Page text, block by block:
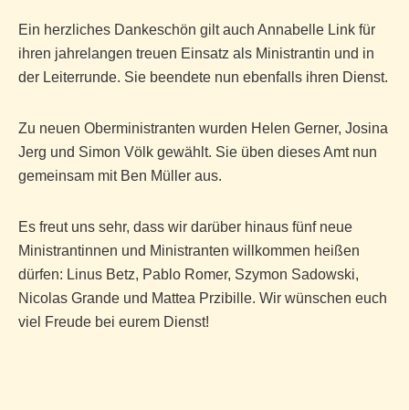
Ein herzliches Dankeschön gilt auch Annabelle Link für
ihren jahrelangen treuen Einsatz als Ministrantin und in
der Leiterrunde. Sie beendete nun ebenfalls ihren Dienst.
Zu neuen Oberministranten wurden Helen Gerner, Josina
Jerg und Simon Völk gewählt. Sie üben dieses Amt nun
gemeinsam mit Ben Müller aus.
Es freut uns sehr, dass wir darüber hinaus fünf neue
Ministrantinnen und Ministranten willkommen heißen
dürfen: Linus Betz, Pablo Romer, Szymon Sadowski,
Nicolas Grande und Mattea Przibille. Wir wünschen euch
viel Freude bei eurem Dienst!